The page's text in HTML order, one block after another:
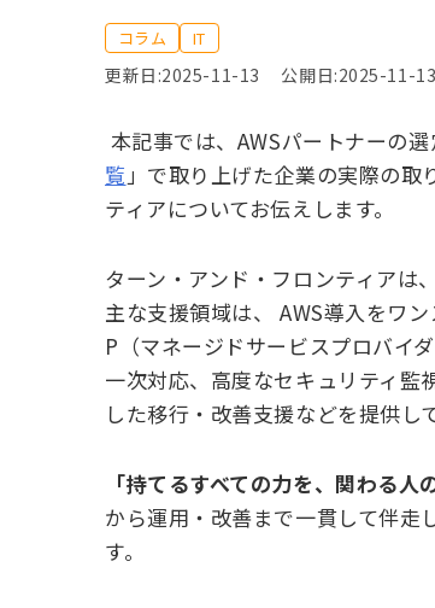
コラム IT
更新日:2025-11-13 公開日:2025-11-13
本記事では、 AWSパートナーの
覧 」で取り上げた企業の実際の
ティアについてお伝えします。
ターン・アンド・フロンティアは
主な支援領域は、 AWS導入をワ
P（マネージドサービスプロバイ
一次対応、高度なセキュリティ監
した移行・改善支援などを提供し
「持てるすべての力を、関わる人
から運用・改善まで一貫して伴走
す。